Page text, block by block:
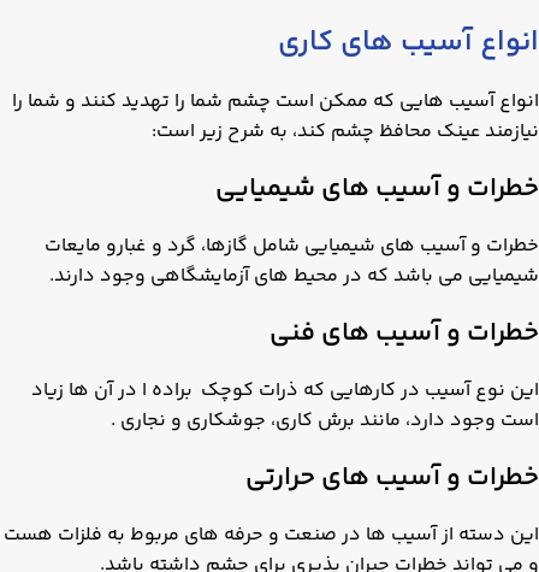
انواع آسیب های کاری
انواع آسیب هایی که ممکن است چشم شما را تهدید کنند و شما را
نیازمند عینک محافظ چشم کند، به شرح زیر است:
خطرات و آسیب های شیمیایی
خطرات و آسیب های شیمیایی شامل گازها، گرد و غبارو مایعات
شیمیایی می باشد که در محیط های آزمایشگاهی وجود دارند.
خطرات و آسیب های فنی
این نوع آسیب در کارهایی که ذرات کوچک براده ا در آن ها زیاد
است وجود دارد، مانند برش کاری، جوشکاری و نجاری .
خطرات و آسیب های حرارتی
این دسته از آسیب ها در صنعت و حرفه های مربوط به فلزات هست
و می تواند خطرات جبران پذیری برای چشم داشته باشد.